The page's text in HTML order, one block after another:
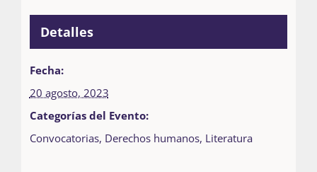
Detalles
Fecha:
20 agosto, 2023
Categorías del Evento:
Convocatorias, Derechos humanos, Literatura